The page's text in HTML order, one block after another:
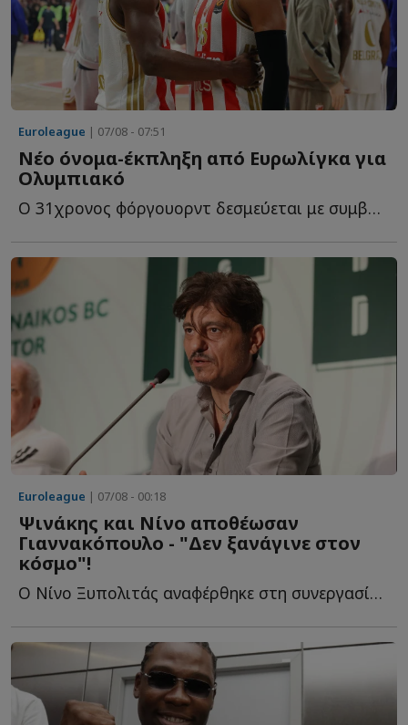
Euroleague | 07/08 - 07:51
Νέο όνομα-έκπληξη από Ευρωλίγκα για
Ολυμπιακό
O 31χρονος φόργουορντ δεσμεύεται με συμβόλαιο για ακόμη έ...
Euroleague | 07/08 - 00:18
Ψινάκης και Νίνο αποθέωσαν
Γιαννακόπουλο - "Δεν ξανάγινε στον
κόσμο"!
Ο Νίνο Ξυπολιτάς αναφέρθηκε στη συνεργασία του με τον Δ...